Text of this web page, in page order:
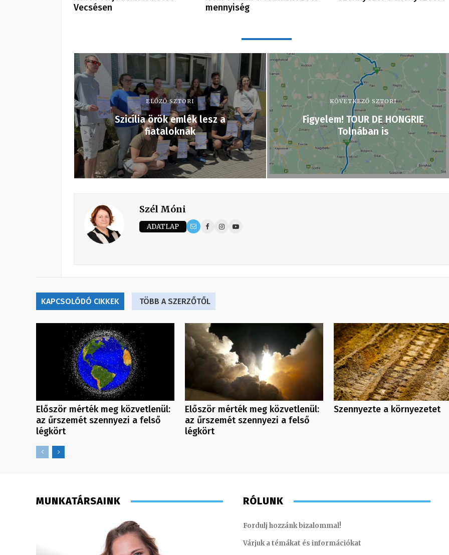
Vecsésen
mennyiség
ELŐZŐ SZTORI
Szicília örök emlék lesz a
fiataloknak
KÖVETKEZŐ SZTORI
Figyelem! TOUR DE HONGRIE
Tolnában is
Szél Móni
ADATLAP
KAPCSOLÓDÓ CIKKEK TÖBB A SZERZŐTŐL
Először mérték meg közvetlenül:
az űrszemét szennyezi a felső
légkört
Először mérték meg közvetlenül:
az űrszemét szennyezi a felső
légkört
Szennyezte a környezetet
MUNKATÁRSAINK RÓLUNK
Fordulj hozzánk bizalommal!
Várjuk a témákat és információkat